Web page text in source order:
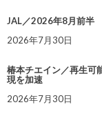
JAL／2026年8月前半
2026年7月30日
椿本チエイン／再生可
現を加速
2026年7月30日